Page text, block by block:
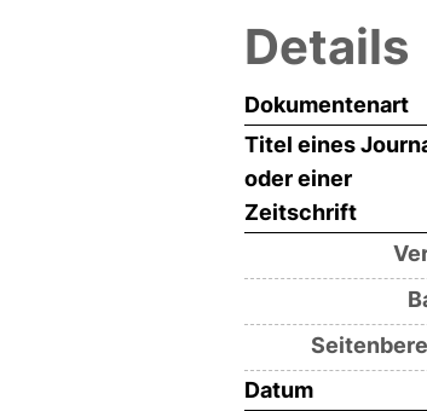
Details
Dokumentenart
Titel eines
oder einer
Zeitschrift
Datum